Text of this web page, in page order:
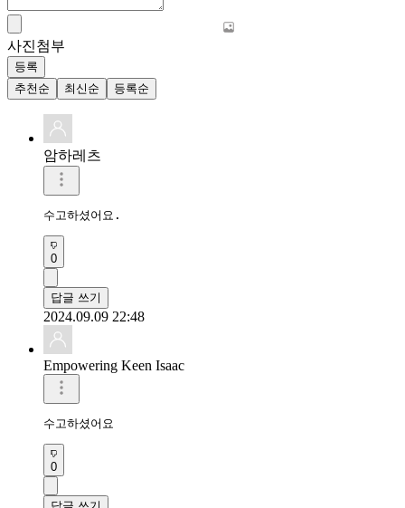
사진첨부
등록
추천순
최신순 등록순
암하레츠
수고하셨어요.
0
답글 쓰기
2024.09.09 22:48
Empowering Keen Isaac
수고하셨어요
0